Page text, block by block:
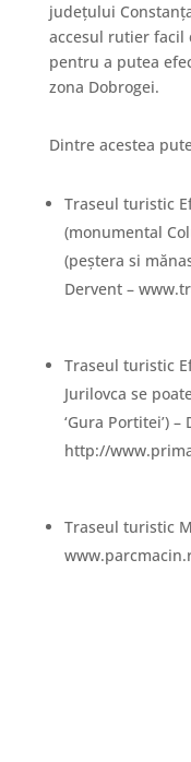
județului
accesul rutier facil
pentru a putea
zona Dobrogei.
Dintre acestea
Traseul turistic
(monumental
(peștera si
Dervent –
Traseul turistic
Jurilovca se
‘Gura Portitei’)
http://
Traseul turistic